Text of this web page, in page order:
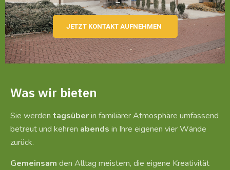
JETZT KONTAKT AUFNEHMEN
Was wir bieten
Sie werden tagsüberin familiärer Atmosphäre umfassend
betreut und kehren abends in Ihre eigenen vier Wände
zurück.
Gemeinsam den Alltag meistern, die eigene Kreativität